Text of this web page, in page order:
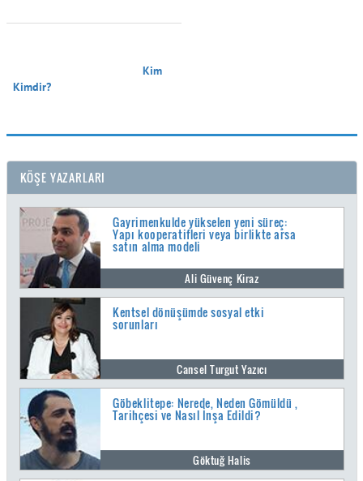
Kimdir?
KÖŞE YAZARLARI
Gayrimenkulde yükselen yeni süreç:
Yapı kooperatifleri veya birlikte arsa
satın alma modeli
Ali Güvenç Kiraz
Kentsel dönüşümde sosyal etki
sorunları
Cansel Turgut Yazıcı
Göbeklitepe: Nerede, Neden Gömüldü ,
Tarihçesi ve Nasıl İnşa Edildi?
Göktuğ Halis